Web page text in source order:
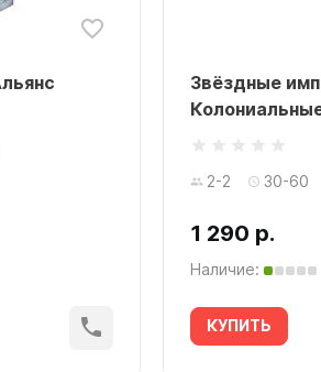
Звёздные
2-2 30-60
1 290 р.
Наличие:
КУПИТЬ